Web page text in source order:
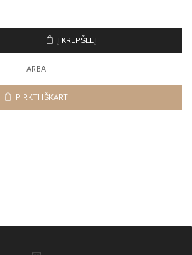
Į KREPŠELĮ
ARBA
PIRKTI IŠKART